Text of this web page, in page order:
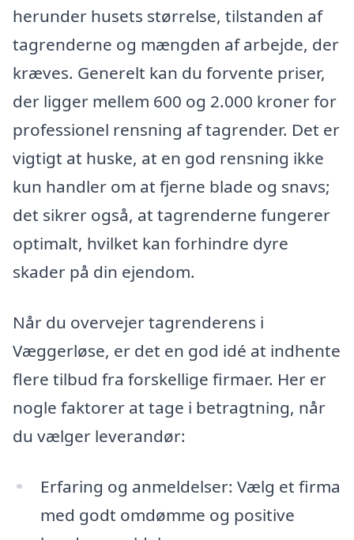
herunder husets størrelse, tilstanden af
tagrenderne og mængden af arbejde, der
kræves. Generelt kan du forvente priser,
der ligger mellem 600 og 2.000 kroner for
professionel rensning af tagrender. Det er
vigtigt at huske, at en god rensning ikke
kun handler om at fjerne blade og snavs;
det sikrer også, at tagrenderne fungerer
optimalt, hvilket kan forhindre dyre
skader på din ejendom.
Når du overvejer tagrenderens i
Væggerløse, er det en god idé at indhente
flere tilbud fra forskellige firmaer. Her er
nogle faktorer at tage i betragtning, når
du vælger leverandør:
Erfaring og anmeldelser: Vælg et firma
med godt omdømme og positive